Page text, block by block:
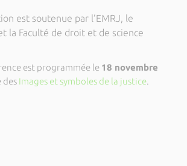
est soutenue par l’EMRJ, le
la Faculté de droit et de science
est programmée le 18 novembre
des Images et symboles de la justice.